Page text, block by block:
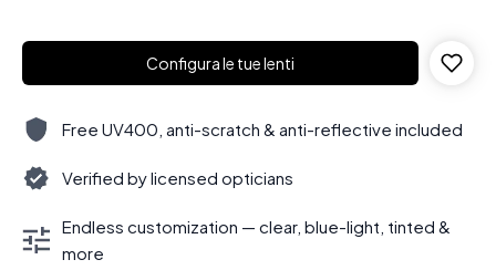
Configura le tue lenti
Free UV400, anti-scratch & anti-reflective included
Verified by licensed opticians
Endless customization — clear, blue-light, tinted &
more